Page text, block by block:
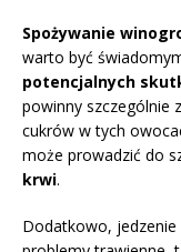
Spożywanie
warto być
potencjalnych
powinny szczególnie
cukrów w tych
może prowadzić do
krwi.
Dodatkowo,